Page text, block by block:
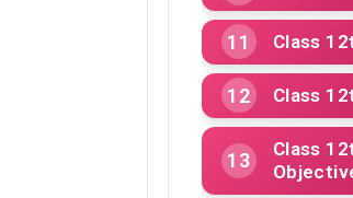
Class
Class
Class